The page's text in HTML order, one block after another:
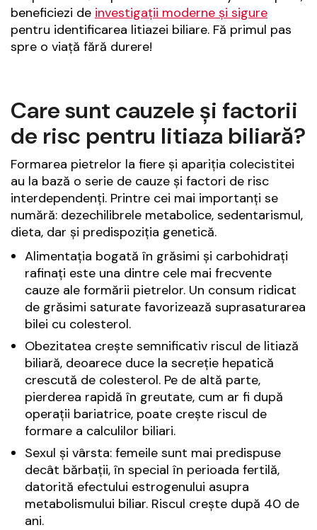
beneficiezi de investigații moderne și sigure
pentru identificarea litiazei biliare. Fă primul pas
spre o viață fără durere!
Care sunt cauzele și factorii
de risc pentru litiaza biliară?
Formarea pietrelor la fiere și apariția colecistitei
au la bază o serie de cauze și factori de risc
interdependenți. Printre cei mai importanți se
numără: dezechilibrele metabolice, sedentarismul,
dieta, dar și predispoziția genetică.
Alimentația bogată în grăsimi și carbohidrați
rafinați este una dintre cele mai frecvente
cauze ale formării pietrelor. Un consum ridicat
de grăsimi saturate favorizează suprasaturarea
bilei cu colesterol.
Obezitatea crește semnificativ riscul de litiază
biliară, deoarece duce la secreție hepatică
crescută de colesterol. Pe de altă parte,
pierderea rapidă în greutate, cum ar fi după
operații bariatrice, poate crește riscul de
formare a calculilor biliari.
Sexul și vârsta: femeile sunt mai predispuse
decât bărbații, în special în perioada fertilă,
datorită efectului estrogenului asupra
metabolismului biliar. Riscul crește după 40 de
ani.